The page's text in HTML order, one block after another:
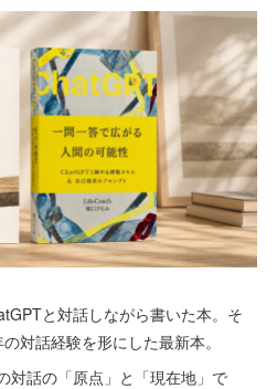
と対話しながら書いた本。そ
対話経験を形にした最新本。
対話の「原点」と「現在地」で